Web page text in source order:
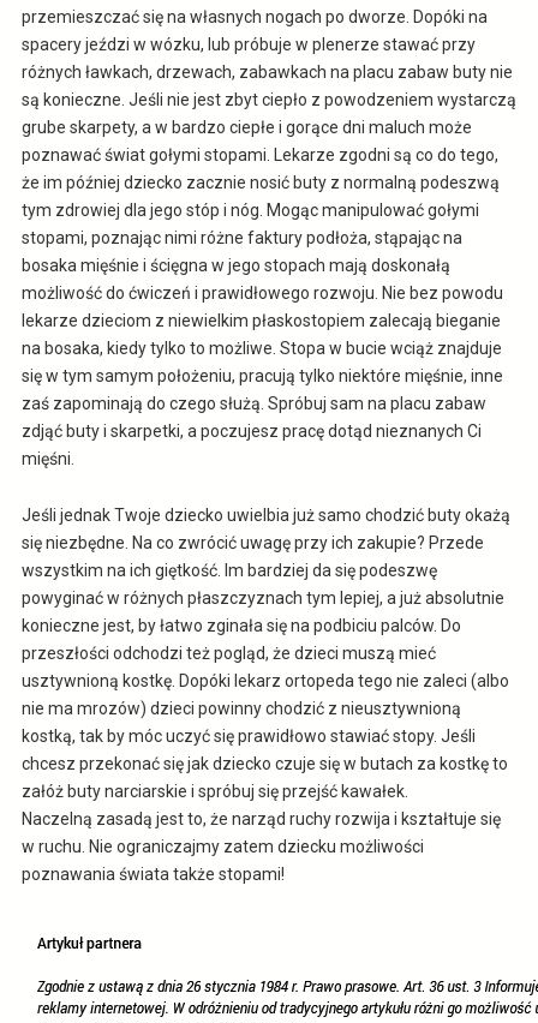
przemieszczać się na własnych nogach po dworze. Dopóki na
spacery jeździ w wózku, lub próbuje w plenerze stawać przy
różnych ławkach, drzewach, zabawkach na placu zabaw buty nie
są konieczne. Jeśli nie jest zbyt ciepło z powodzeniem wystarczą
grube skarpety, a w bardzo ciepłe i gorące dni maluch może
poznawać świat gołymi stopami. Lekarze zgodni są co do tego,
że im później dziecko zacznie nosić buty z normalną podeszwą
tym zdrowiej dla jego stóp i nóg. Mogąc manipulować gołymi
stopami, poznając nimi różne faktury podłoża, stąpając na
bosaka mięśnie i ścięgna w jego stopach mają doskonałą
możliwość do ćwiczeń i prawidłowego rozwoju. Nie bez powodu
lekarze dzieciom z niewielkim płaskostopiem zalecają bieganie
na bosaka, kiedy tylko to możliwe. Stopa w bucie wciąż znajduje
się w tym samym położeniu, pracują tylko niektóre mięśnie, inne
zaś zapominają do czego służą. Spróbuj sam na placu zabaw
zdjąć buty i skarpetki, a poczujesz pracę dotąd nieznanych Ci
mięśni.
Jeśli jednak Twoje dziecko uwielbia już samo chodzić buty okażą
się niezbędne. Na co zwrócić uwagę przy ich zakupie? Przede
wszystkim na ich giętkość. Im bardziej da się podeszwę
powyginać w różnych płaszczyznach tym lepiej, a już absolutnie
konieczne jest, by łatwo zginała się na podbiciu palców. Do
przeszłości odchodzi też pogląd, że dzieci muszą mieć
usztywnioną kostkę. Dopóki lekarz ortopeda tego nie zaleci (albo
nie ma mrozów) dzieci powinny chodzić z nieusztywnioną
kostką, tak by móc uczyć się prawidłowo stawiać stopy. Jeśli
chcesz przekonać się jak dziecko czuje się w butach za kostkę to
załóż buty narciarskie i spróbuj się przejść kawałek.
Naczelną zasadą jest to, że narząd ruchy rozwija i kształtuje się
w ruchu. Nie ograniczajmy zatem dziecku możliwości
poznawania świata także stopami!